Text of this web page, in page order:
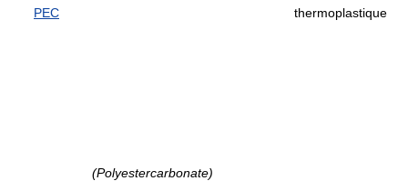
PEC
(Polyestercarbonate)
thermoplastique